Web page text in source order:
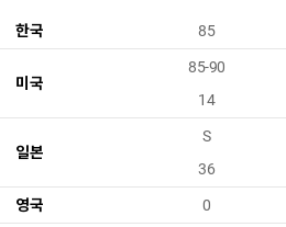
한국 85
미국
85-90
14
일본
S
36
영국 0